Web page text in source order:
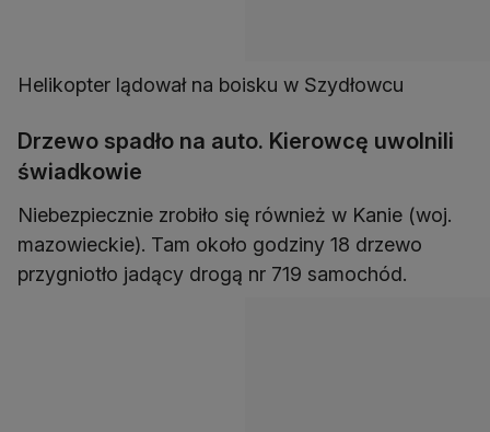
Helikopter lądował na boisku w Szydłowcu
Drzewo spadło na auto. Kierowcę uwolnili
świadkowie
Niebezpiecznie zrobiło się również w Kanie (woj.
mazowieckie). Tam około godziny 18 drzewo
przygniotło jadący drogą nr 719 samochód.